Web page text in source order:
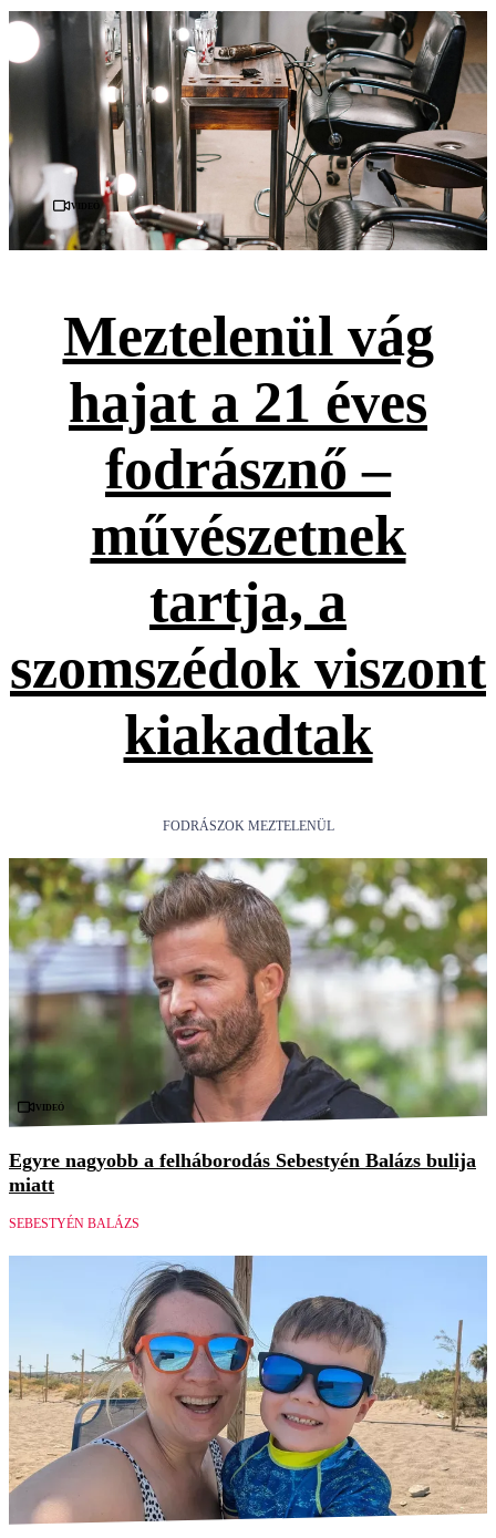
Videó
Meztelenül vág
hajat a 21 éves
fodrásznő –
művészetnek
tartja, a
szomszédok viszont
kiakadtak
FODRÁSZOK MEZTELENÜL
Videó
Egyre nagyobb a felháborodás Sebestyén Balázs bulija
miatt
SEBESTYÉN BALÁZS